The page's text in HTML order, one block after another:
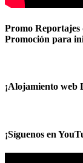
Promo
Promoción para
¡Alojamiento web
¡Síguenos en